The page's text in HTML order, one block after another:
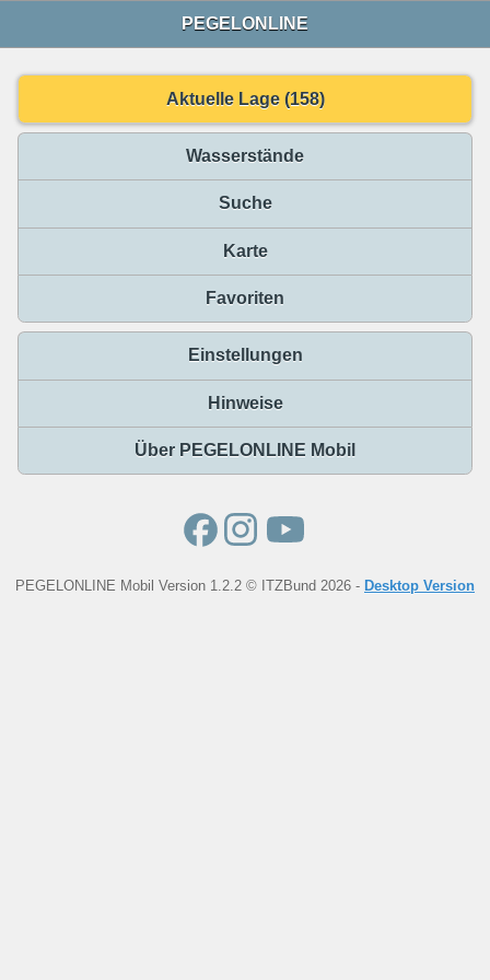
PEGELONLINE
Aktuelle Lage (158)
Wasserstände
Suche
Karte
Favoriten
Einstellungen
Hinweise
Über PEGELONLINE Mobil
PEGELONLINE Mobil Version 1.2.2 © ITZBund 2026 - Desktop Version